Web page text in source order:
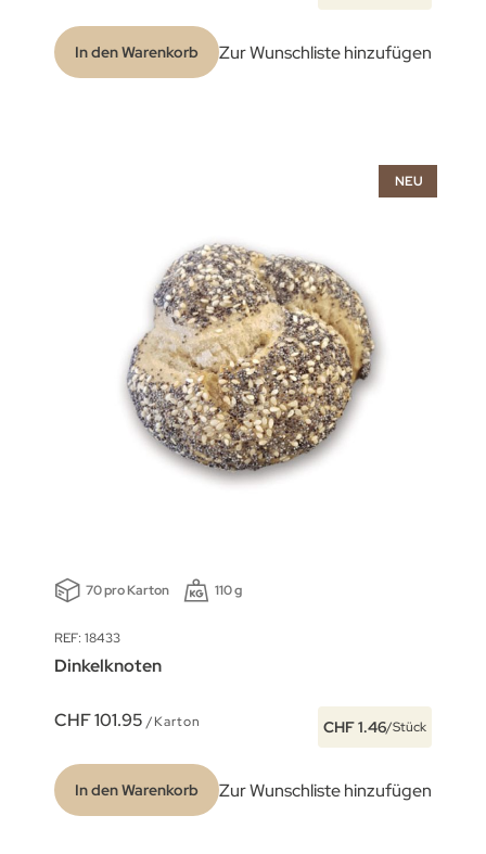
In den Warenkorb Zur Wunschliste hinzufügen
NEU
70 pro Karton 110 g
REF: 18433
Dinkelknoten
CHF 101.95 /Karton CHF 1.46/Stück
In den Warenkorb Zur Wunschliste hinzufügen